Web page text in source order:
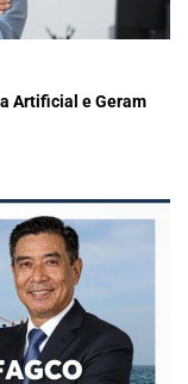
Artificial e Geram